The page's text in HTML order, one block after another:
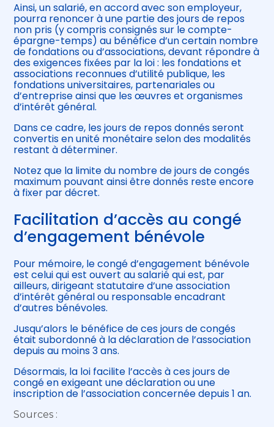
Ainsi, un salarié, en accord avec son employeur,
pourra renoncer à une partie des jours de repos
non pris (y compris consignés sur le compte-
épargne-temps) au bénéfice d’un certain nombre
de fondations ou d’associations, devant répondre à
des exigences fixées par la loi : les fondations et
associations reconnues d’utilité publique, les
fondations universitaires, partenariales ou
d’entreprise ainsi que les œuvres et organismes
d’intérêt général.
Dans ce cadre, les jours de repos donnés seront
convertis en unité monétaire selon des modalités
restant à déterminer.
Notez que la limite du nombre de jours de congés
maximum pouvant ainsi être donnés reste encore
à fixer par décret.
Facilitation d’accès au congé
d’engagement bénévole
Pour mémoire, le congé d’engagement bénévole
est celui qui est ouvert au salarié qui est, par
ailleurs, dirigeant statutaire d’une association
d’intérêt général ou responsable encadrant
d’autres bénévoles.
Jusqu’alors le bénéfice de ces jours de congés
était subordonné à la déclaration de l’association
depuis au moins 3 ans.
Désormais, la loi facilite l’accès à ces jours de
congé en exigeant une déclaration ou une
inscription de l’association concernée depuis 1 an.
Sources :